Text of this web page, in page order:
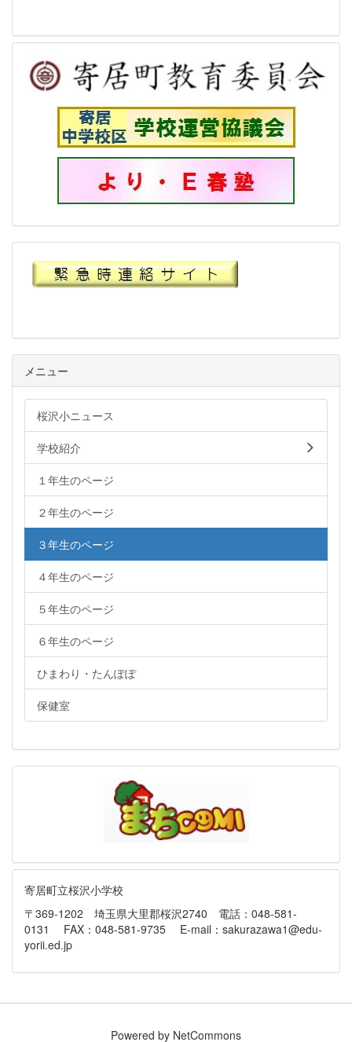
メニュー
桜沢小ニュース
学校紹介
１年生のページ
２年生のページ
３年生のページ
４年生のページ
５年生のページ
６年生のページ
ひまわり・たんぽぽ
保健室
寄居町立桜沢小学校
〒369-1202 埼玉県大里郡桜沢2740 電話：048-581-
0131 FAX：048-581-9735 E-mail：sakurazawa1@edu-
yorii.ed.jp
Powered by NetCommons